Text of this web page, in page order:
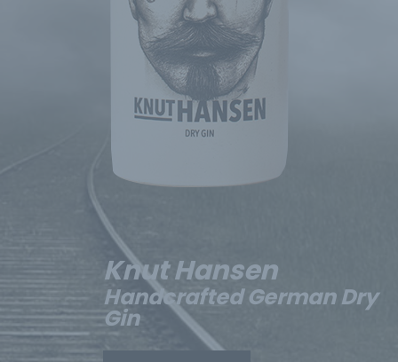
Knut Hansen
Handcrafted German Dry
Gin